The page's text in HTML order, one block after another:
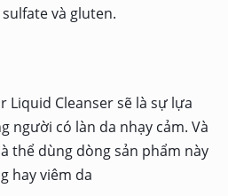
và gluten.
Liquid Cleanser sẽ là sự lựa
người có làn da nhạy cảm. Và
thể dùng dòng sản phẩm này
hay viêm da